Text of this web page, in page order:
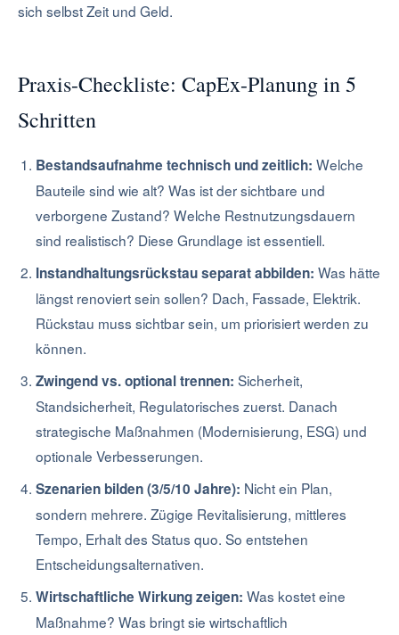
sich selbst Zeit und Geld.
Praxis-Checkliste: CapEx-Planung in 5
Schritten
Bestandsaufnahme technisch und zeitlich: Welche
Bauteile sind wie alt? Was ist der sichtbare und
verborgene Zustand? Welche Restnutzungsdauern
sind realistisch? Diese Grundlage ist essentiell.
Instandhaltungsrückstau separat abbilden: Was hätte
längst renoviert sein sollen? Dach, Fassade, Elektrik.
Rückstau muss sichtbar sein, um priorisiert werden zu
können.
Zwingend vs. optional trennen: Sicherheit,
Standsicherheit, Regulatorisches zuerst. Danach
strategische Maßnahmen (Modernisierung, ESG) und
optionale Verbesserungen.
Szenarien bilden (3/5/10 Jahre): Nicht ein Plan,
sondern mehrere. Zügige Revitalisierung, mittleres
Tempo, Erhalt des Status quo. So entstehen
Entscheidungsalternativen.
Wirtschaftliche Wirkung zeigen: Was kostet eine
Maßnahme? Was bringt sie wirtschaftlich